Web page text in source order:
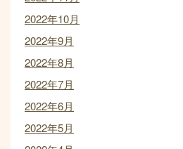
2022年10月
2022年9月
2022年8月
2022年7月
2022年6月
2022年5月